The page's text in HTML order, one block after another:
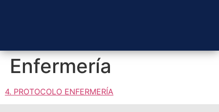
Enfermería
4. PROTOCOLO ENFERMERÍA